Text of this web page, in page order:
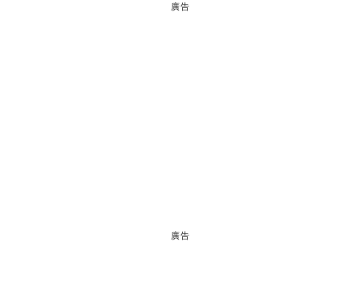
廣告
廣告